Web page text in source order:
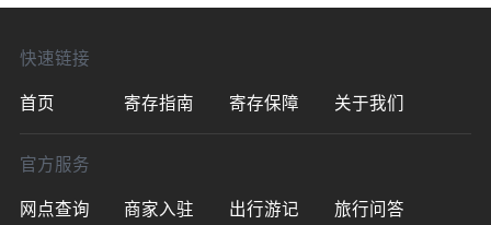
快速链接
首页
寄存指南 寄存保障 关于我们
官方服务
网点查询
商家入驻 出行游记 旅行问答